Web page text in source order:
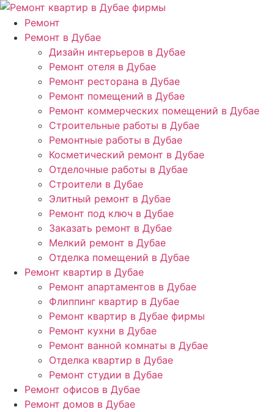
Ремонт
Ремонт в Дубае
Дизайн интерьеров в Дубае
Ремонт отеля в Дубае
Ремонт ресторана в Дубае
Ремонт помещений в Дубае
Ремонт коммерческих помещений в Дубае
Строительные работы в Дубае
Ремонтные работы в Дубае
Косметический ремонт в Дубае
Отделочные работы в Дубае
Строители в Дубае
Элитный ремонт в Дубае
Ремонт под ключ в Дубае
Заказать ремонт в Дубае
Мелкий ремонт в Дубае
Отделка помещений в Дубае
Ремонт квартир в Дубае
Ремонт апартаментов в Дубае
Флиппинг квартир в Дубае
Ремонт квартир в Дубае фирмы
Ремонт кухни в Дубае
Ремонт ванной комнаты в Дубае
Отделка квартир в Дубае
Ремонт студии в Дубае
Ремонт офисов в Дубае
Ремонт домов в Дубае